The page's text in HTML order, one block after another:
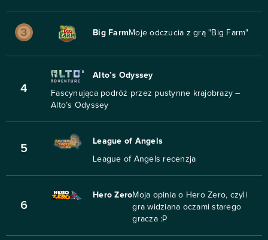
Big Farm Moje odczucia z grą "Big Farm"
4
Alto’s Odyssey
Fascynująca podróż przez pustynne krajobrazy –
Alto’s Odyssey
5
League of Angels
League of Angels recenzja
6
Hero ZeroMoja opinia o Hero Zero, czyli
gra widziana oczami starego
gracza :P